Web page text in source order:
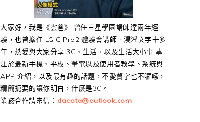
大家好，我是《雲爸》 曾任三星學園講師達兩年經
驗，也曾擔任 LG G Pro2 體驗會講師，浸淫文字十多
年，熱愛與大家分享 3C、生活、以及生活大小事 專
注於最新手機、平板、筆電以及使用者教學、系統與
APP 介紹，以及最有趣的話題，不愛贅字也不囉嗦，
精簡扼要的讓你明白，什麼是3C。
業務合作請來信： dacota@outlook.com